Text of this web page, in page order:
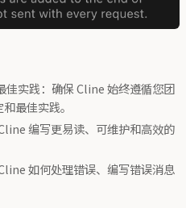
佳实践：确保 Cline 始终遵循您团
最佳实践。
编写更易读、可维护和高效的
如何处理错误、编写错误消息